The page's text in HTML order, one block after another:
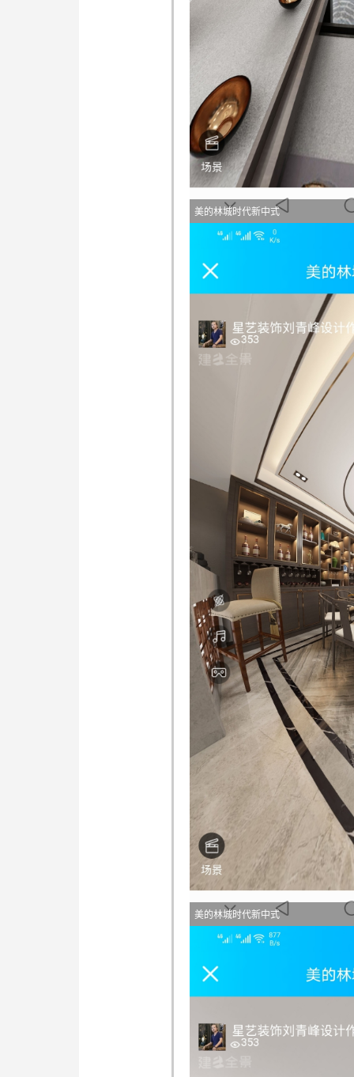
美的林城时代新中式
美的林城时代新中式